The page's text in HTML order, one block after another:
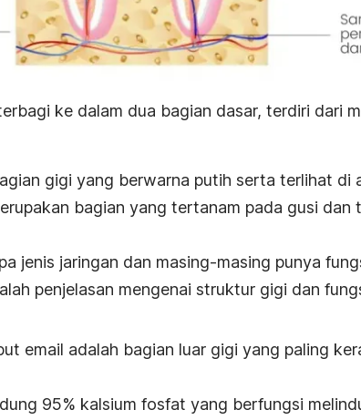
ke dalam dua bagian dasar, terdiri dari
gigi yang berwarna putih serta terlihat di
bagian yang tertanam pada gusi dan
jenis jaringan dan masing-masing punya
penjelasan mengenai struktur gigi dan
email adalah bagian luar gigi yang paling
95% kalsium fosfat yang berfungsi